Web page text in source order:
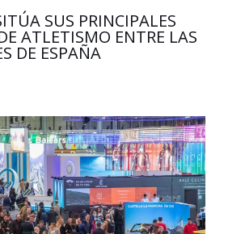
SUS PRINCIPALES
ATLETISMO ENTRE LAS
DE ESPAÑA